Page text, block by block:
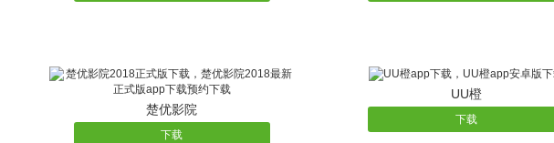
楚优影院
下载
UU橙
下载